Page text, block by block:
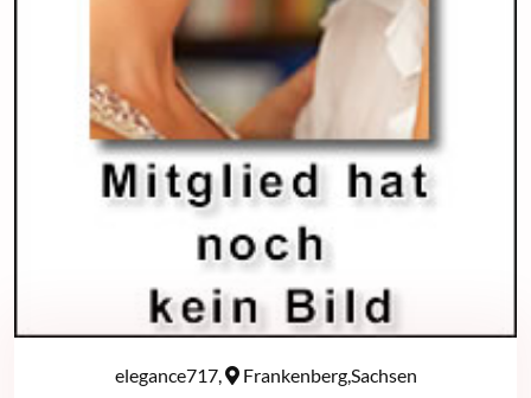
elegance717, Frankenberg,Sachsen